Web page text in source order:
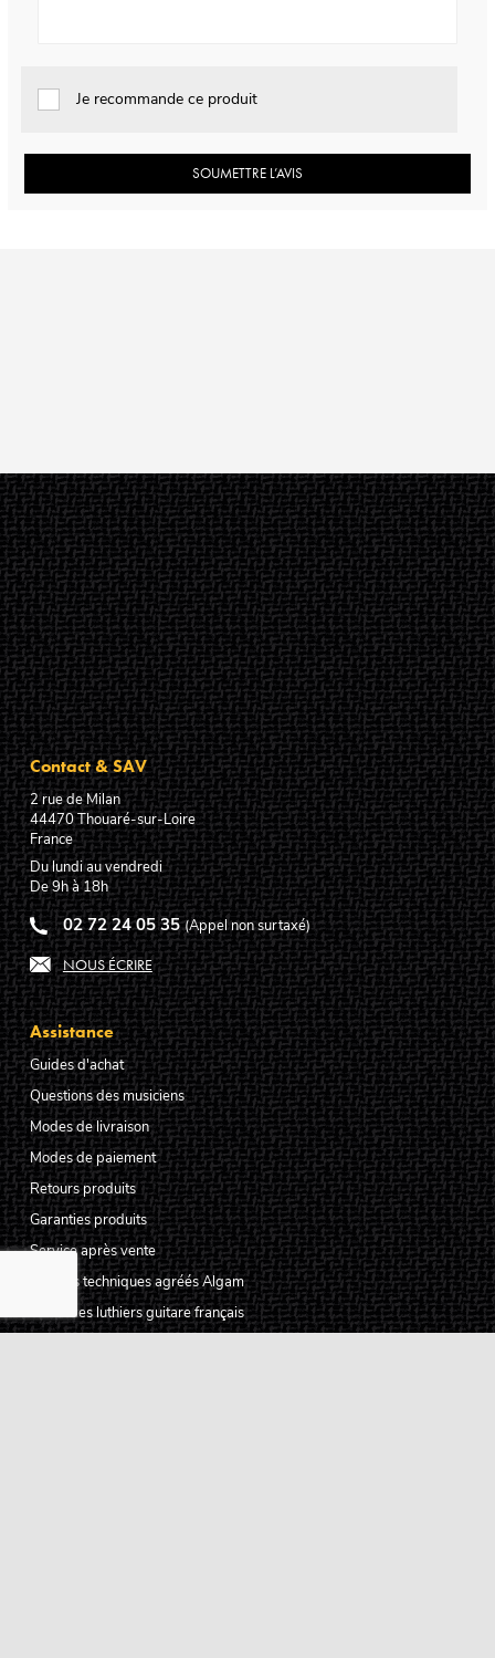
Je recommande ce produit
SOUMETTRE L’AVIS
Contact & SAV
2 rue de Milan
44470Thouaré-sur-Loire
France
Du lundi au vendredi
De 9h à 18h
02 72 24 05 35 (Appel non surtaxé)
NOUS ÉCRIRE
Assistance
Guides d'achat
Questions des musiciens
Modes de livraison
Modes de paiement
Retours produits
Garanties produits
Service après vente
Centres techniques agréés Algam
Carte des luthiers guitare français